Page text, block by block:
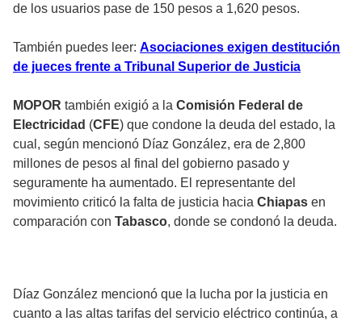
de los usuarios pase de 150 pesos a 1,620 pesos.
También puedes leer: Asociaciones exigen destitución
de jueces frente a Tribunal Superior de Justicia
MOPOR también exigió a la Comisión Federal de
Electricidad (CFE) que condone la deuda del estado, la
cual, según mencionó Díaz González, era de 2,800
millones de pesos al final del gobierno pasado y
seguramente ha aumentado. El representante del
movimiento criticó la falta de justicia hacia Chiapas en
comparación con Tabasco, donde se condonó la deuda.
Díaz González mencionó que la lucha por la justicia en
cuanto a las altas tarifas del servicio eléctrico continúa, a